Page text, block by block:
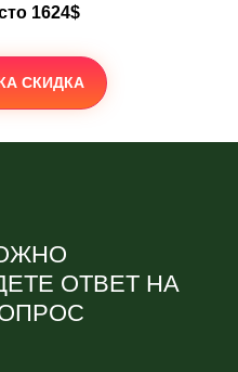
1624$
СКИДКА
ОТВЕТ НА